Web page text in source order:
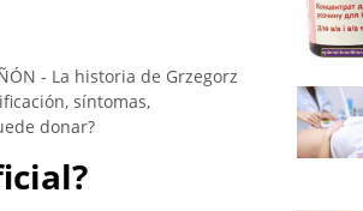
- La historia de Grzegorz
síntomas,
donar?